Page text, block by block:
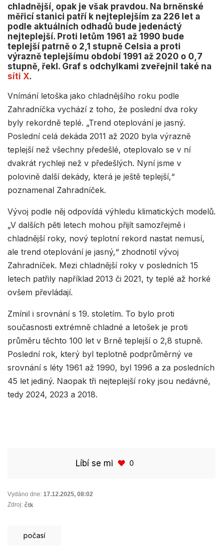
chladnější, opak je však pravdou. Na brněnské
měřicí stanici patří k nejteplejším za 226 let a
podle aktuálních odhadů bude jedenáctý
nejteplejší. Proti letům 1961 až 1990 bude
teplejší patrně o 2,1 stupně Celsia a proti
výrazně teplejšímu období 1991 až 2020 o 0,7
stupně, řekl. Graf s odchylkami zveřejnil také na
síti X.
Vnímání letoška jako chladnějšího roku podle
Zahradníčka vychází z toho, že poslední dva roky
byly rekordně teplé. „Trend oteplování je jasný.
Poslední celá dekáda 2011 až 2020 byla výrazně
teplejší než všechny předešlé, oteplovalo se v ní
dvakrát rychleji než v předešlých. Nyní jsme v
polovině další dekády, která je ještě teplejší,“
poznamenal Zahradníček.
Vývoj podle něj odpovídá výhledu klimatických modelů.
„V dalších pěti letech mohou přijít samozřejmě i
chladnější roky, nový teplotní rekord nastat nemusí,
ale trend oteplování je jasný,“ zhodnotil vývoj
Zahradníček. Mezi chladnější roky v posledních 15
letech patřily například 2013 či 2021, ty teplé až horké
ovšem převládají.
Zmínil i srovnání s 19. stoletím. To bylo proti
současnosti extrémně chladné a letošek je proti
průměru těchto 100 let v Brně teplejší o 2,8 stupně.
Poslední rok, který byl teplotně podprůměrný ve
srovnání s léty 1961 až 1990, byl 1996 a za posledních
45 let jediný. Naopak tři nejteplejší roky jsou nedávné,
tedy 2024, 2023 a 2018.
Líbí se mi 0
Vydáno dne: 17.12.2025, 08:02
Zdroj: čtk
počasí